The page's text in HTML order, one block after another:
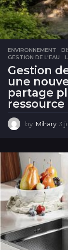
ENVIRONNEMENT
GESTION DE L'EAU
,
Gestion
une
partage
ressource
by Mihary 3